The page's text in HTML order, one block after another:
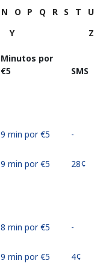
N O P Q R S T
U
Y Z
Minutos por
⁦€5⁩
SMS
9 min por ⁦€5⁩ -
9 min por ⁦€5⁩ ⁦28¢⁩
8 min por ⁦€5⁩ -
9 min por ⁦€5⁩ ⁦4¢⁩